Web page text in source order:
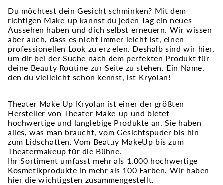
Du möchtest dein Gesicht schminken? Mit dem
richtigen Make-up kannst du jeden Tag ein neues
Aussehen haben und dich selbst erneuern. Wir wissen
aber auch, dass es nicht immer leicht ist, einen
professionellen Look zu erzielen. Deshalb sind wir hier,
um dir bei der Suche nach dem perfekten Produkt für
deine Beauty Routine zur Seite zu stehen. Ein Name,
den du vielleicht schon kennst, ist Kryolan!
Theater Make Up Kryolan ist einer der größten
Hersteller von Theater Make-up und bietet
hochwertige und langlebige Produkte an. Sie haben
alles, was man braucht, vom Gesichtspuder bis hin
zum Lidschatten. Vom Beatuy MakeUp bis zum
Theatermakeup für die Bühne.
Ihr Sortiment umfasst mehr als 1.000 hochwertige
Kosmetikprodukte in mehr als 100 Farben. Wir haben
hier die wichtigsten zusammengestellt.